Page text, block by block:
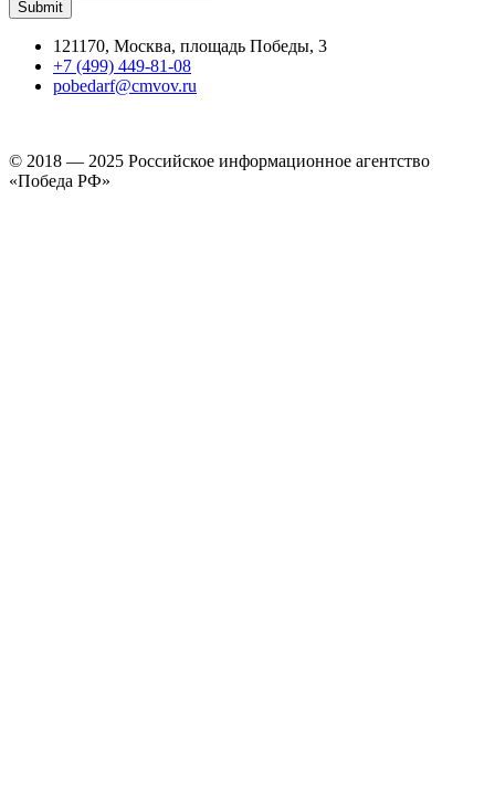
121170, Москва, площадь Победы, 3
+7 (499) 449-81-08
pobedarf@cmvov.ru
© 2018 — 2025 Российское информационное агентство
«Победа РФ»